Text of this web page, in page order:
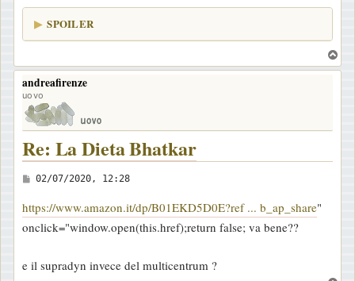
SPOILER
o
andreafirenze
uovo
Re: La Dieta Bhatkar
M
s
s
g
02/07/2020, 12:28
https://www.amazon.it/dp/B01EKD5D0E?ref ... b_ap_share"
onclick="window.open(this.href);return false; va bene??
e il supradyn invece del multicentrum ?